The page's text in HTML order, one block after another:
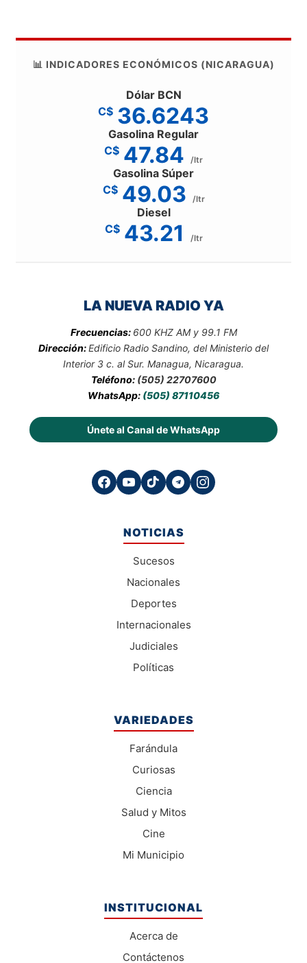
📊 INDICADORES ECONÓMICOS (NICARAGUA)
Dólar BCN
C$ 36.6243
Gasolina Regular
C$ 47.84 /ltr
Gasolina Súper
C$ 49.03 /ltr
Diesel
C$ 43.21 /ltr
LA NUEVA RADIO YA
Frecuencias: 600 KHZ AM y 99.1 FM
Dirección:Edificio Radio Sandino, del Ministerio del
Interior 3 c. al Sur. Managua, Nicaragua.
Teléfono: (505) 22707600
WhatsApp: (505) 87110456
Únete al Canal de WhatsApp
NOTICIAS
Sucesos
Nacionales
Deportes
Internacionales
Judiciales
Políticas
VARIEDADES
Farándula
Curiosas
Ciencia
Salud y Mitos
Cine
Mi Municipio
INSTITUCIONAL
Acerca de
Contáctenos